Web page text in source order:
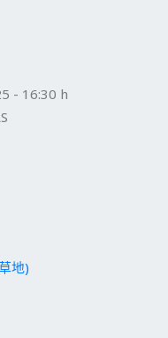
- 16:30 h
地)